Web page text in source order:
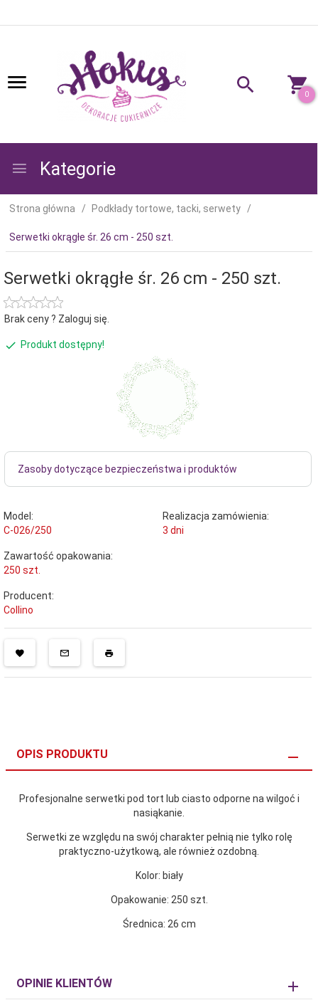
0
Kategorie
Strona główna Podkłady tortowe, tacki, serwety
Serwetki okrągłe śr. 26 cm - 250 szt.
Serwetki okrągłe śr. 26 cm - 250 szt.
Brak ceny ? Zaloguj się.
Produkt dostępny!
Zasoby dotyczące bezpieczeństwa i produktów
Model:
C-026/250
Realizacja zamówienia:
3 dni
Zawartość opakowania:
250 szt.
Producent:
Collino
OPIS PRODUKTU
Profesjonalne serwetki pod tort lub ciasto odporne na wilgoć i
nasiąkanie.
Serwetki ze względu na swój charakter pełnią nie tylko rolę
praktyczno-użytkową, ale również ozdobną.
Kolor: biały
Opakowanie: 250 szt.
Średnica: 26 cm
OPINIE KLIENTÓW